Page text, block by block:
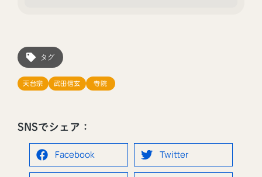
タグ
天台宗 武田信玄 寺院
SNSでシェア：
Facebook Twitter